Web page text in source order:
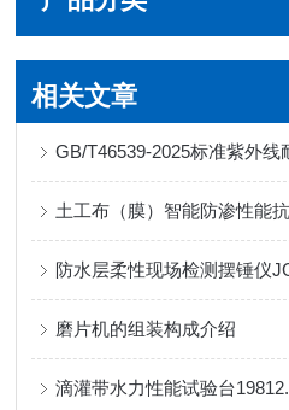
相关文章
GB/T46539-2025标准紫外线
土工布（膜）智能防渗性能
防水层柔性现场检测摆锤仪
磨片机的组装构成介绍